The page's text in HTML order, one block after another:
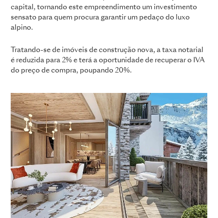
capital, tornando este empreendimento um investimento
sensato para quem procura garantir um pedaço do luxo
alpino.
Tratando-se de imóveis de construção nova, a taxa notarial
é reduzida para 2% e terá a oportunidade de recuperar o IVA
do preço de compra, poupando 20%.